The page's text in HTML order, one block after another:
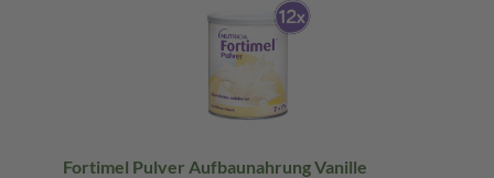
Fortimel Pulver Aufbaunahrung Vanille